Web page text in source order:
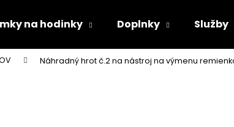
na hodinky Doplnky Služby
Náhradný hrot č.2 na nástroj na výmenu
Čo potrebujete nájsť?